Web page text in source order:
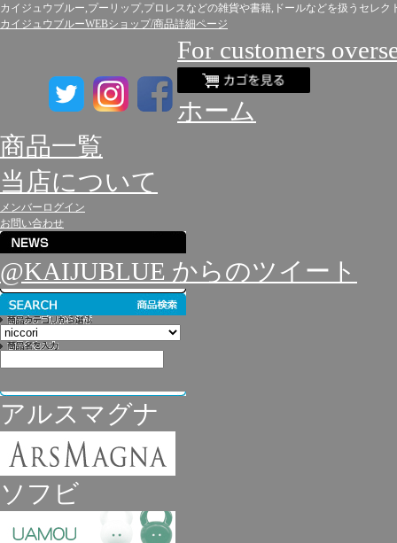
カイジュウブルー,プーリップ,プロレスなどの雑貨や書籍,ドールなどを扱うセレク
カイジュウブルーWEBショップ/商品詳細ページ
For customers
ホーム
商品一覧
当店について
メンバーログイン
お問い合わせ
@KAIJUBLUE からのツイート
アルスマグナ
ソフビ